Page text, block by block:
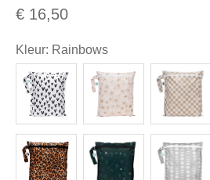
€ 16,50
Kleur: Rainbows